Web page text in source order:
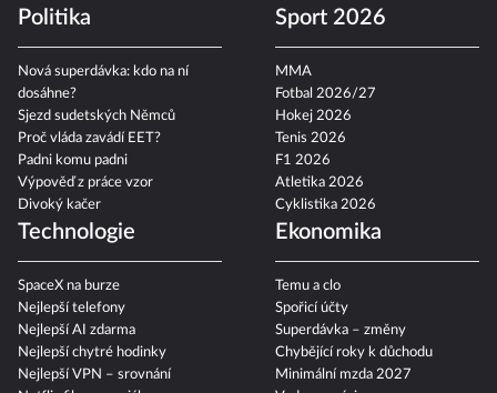
Politika
Nová superdávka: kdo na ní
dosáhne?
Sjezd sudetských Němců
Proč vláda zavádí EET?
Padni komu padni
Výpověď z práce vzor
Divoký kačer
Sport 2026
MMA
Fotbal 2026/27
Hokej 2026
Tenis 2026
F1 2026
Atletika 2026
Cyklistika 2026
Technologie
SpaceX na burze
Nejlepší telefony
Nejlepší AI zdarma
Nejlepší chytré hodinky
Nejlepší VPN – srovnání
Ekonomika
Temu a clo
Spořicí účty
Superdávka – změny
Chybějící roky k důchodu
Minimální mzda 2027